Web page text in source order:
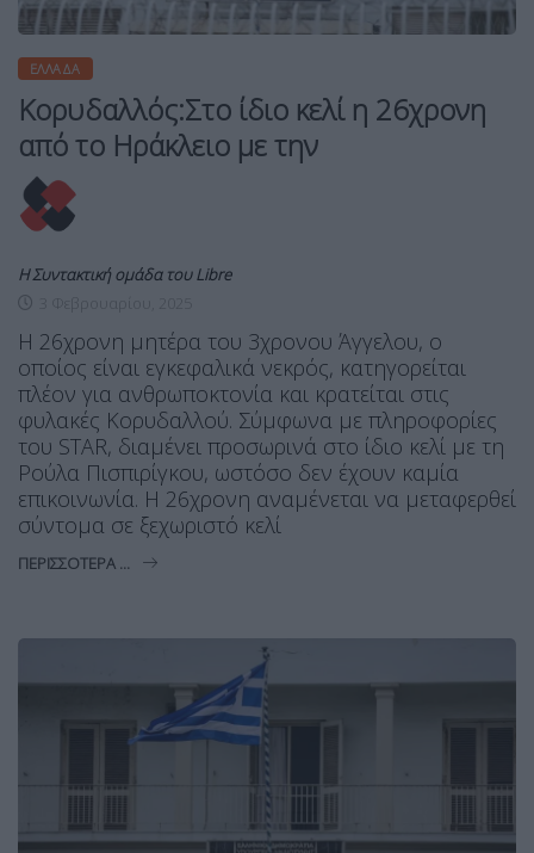
ΕΛΛΆΔΑ
Κορυδαλλός:Στο ίδιο κελί η 26χρονη
από το Ηράκλειο με την
Η Συντακτική ομάδα του Libre
Η 26χρονη μητέρα του 3χρονου Άγγελου, ο
οποίος είναι εγκεφαλικά νεκρός, κατηγορείται
πλέον για ανθρωποκτονία και κρατείται στις
φυλακές Κορυδαλλού. Σύμφωνα με πληροφορίες
του STAR, διαμένει προσωρινά στο ίδιο κελί με τη
Ρούλα Πισπιρίγκου, ωστόσο δεν έχουν καμία
επικοινωνία. Η 26χρονη αναμένεται να μεταφερθεί
σύντομα σε ξεχωριστό κελί
ΠΕΡΙΣΣΌΤΕΡΑ ...